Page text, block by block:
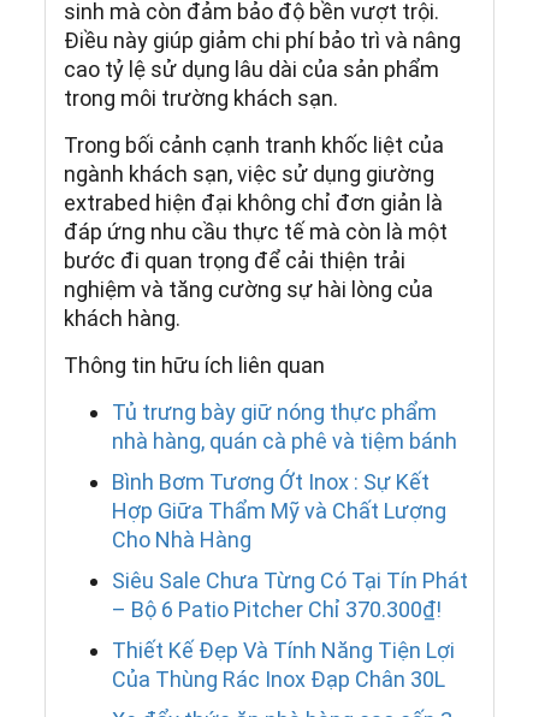
sinh mà còn đảm bảo độ bền vượt trội.
Điều này giúp giảm chi phí bảo trì và nâng
cao tỷ lệ sử dụng lâu dài của sản phẩm
trong môi trường khách sạn.
Trong bối cảnh cạnh tranh khốc liệt của
ngành khách sạn, việc sử dụng giường
extrabed hiện đại không chỉ đơn giản là
đáp ứng nhu cầu thực tế mà còn là một
bước đi quan trọng để cải thiện trải
nghiệm và tăng cường sự hài lòng của
khách hàng.
Thông tin hữu ích liên quan
Tủ trưng bày giữ nóng thực phẩm
nhà hàng, quán cà phê và tiệm bánh
Bình Bơm Tương Ớt Inox : Sự Kết
Hợp Giữa Thẩm Mỹ và Chất Lượng
Cho Nhà Hàng
Siêu Sale Chưa Từng Có Tại Tín Phát
– Bộ 6 Patio Pitcher Chỉ 370.300₫!
Thiết Kế Đẹp Và Tính Năng Tiện Lợi
Của Thùng Rác Inox Đạp Chân 30L